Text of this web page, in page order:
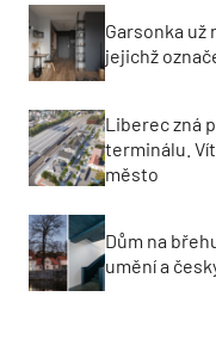
Garsonka už
jejichž
Liberec zná
terminálu.
město
Dům na
umění a